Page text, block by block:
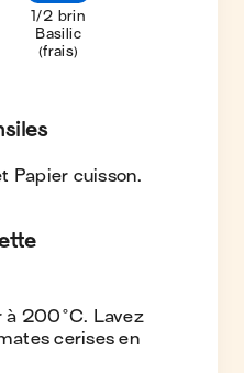
1/2 brin
Basilic
(frais)
Papier cuisson.
à 200°C. Lavez
cerises en